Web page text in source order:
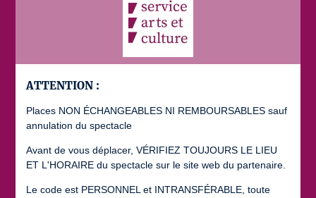
ATTENTION :
Places NON ÉCHANGEABLES NI REMBOURSABLES sauf
annulation du spectacle
Avant de vous déplacer, VÉRIFIEZ TOUJOURS LE LIEU
ET L'HORAIRE du spectacle sur le site web du partenaire.
Le code est PERSONNEL et INTRANSFÉRABLE, toute